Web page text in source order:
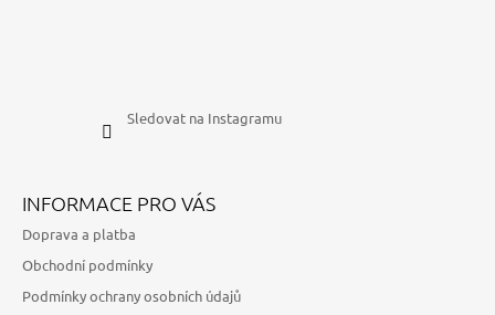
Sledovat na Instagramu
INFORMACE PRO VÁS
Doprava a platba
Obchodní podmínky
Podmínky ochrany osobních údajů